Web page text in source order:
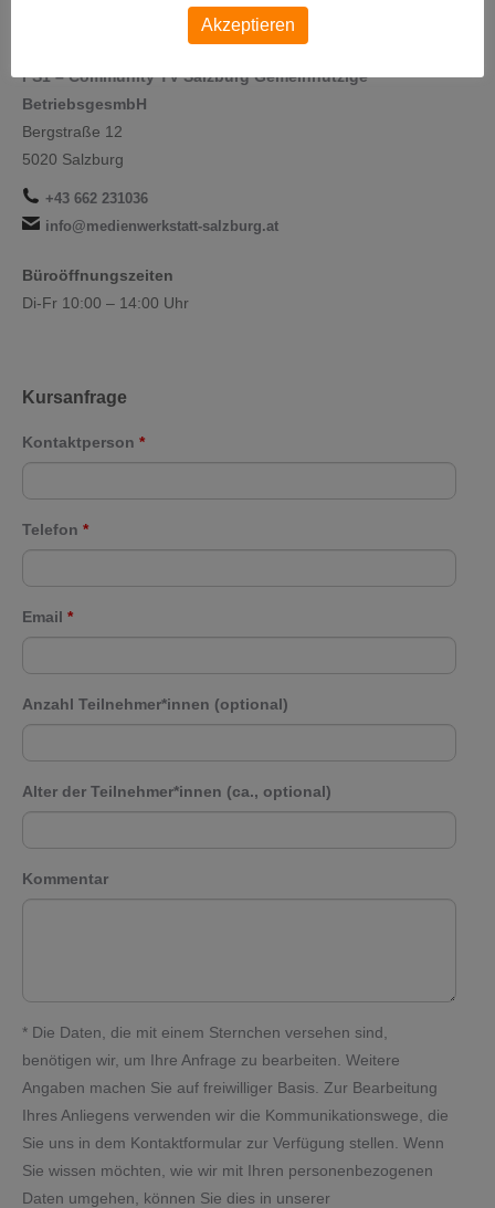
FS1 – Community TV Salzburg Gemeinnützige
BetriebsgesmbH
Bergstraße 12
5020 Salzburg
+43 662 231036
info@medienwerkstatt-salzburg.at
Büroöffnungszeiten
Di-Fr 10:00 – 14:00 Uhr
Kursanfrage
Kontaktperson *
Telefon *
Email *
Anzahl Teilnehmer*innen (optional)
Alter der Teilnehmer*innen (ca., optional)
Kommentar
* Die Daten, die mit einem Sternchen versehen sind,
benötigen wir, um Ihre Anfrage zu bearbeiten. Weitere
Angaben machen Sie auf freiwilliger Basis. Zur Bearbeitung
Ihres Anliegens verwenden wir die Kommunikationswege, die
Sie uns in dem Kontaktformular zur Verfügung stellen. Wenn
Sie wissen möchten, wie wir mit Ihren personenbezogenen
Daten umgehen, können Sie dies in unserer
Akzeptieren